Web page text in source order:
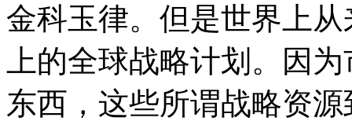
金科玉律。但是世界上
上的全球战略计划。因
东西，这些所谓战略资